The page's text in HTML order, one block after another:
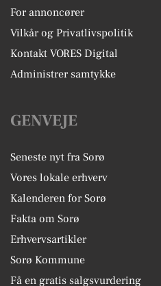
For annoncører
Vilkår og Privatlivspolitik
Kontakt VORES Digital
Administrer samtykke
GENVEJE
Seneste nyt fra Sorø
Vores lokale erhverv
Kalenderen for Sorø
Fakta om Sorø
Erhvervsartikler
Sorø Kommune
Få en gratis salgsvurdering